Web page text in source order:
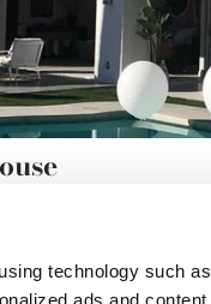
technology such as